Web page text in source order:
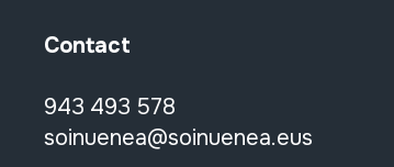
Contact
943 493 578
soinuenea@soinuenea.eus